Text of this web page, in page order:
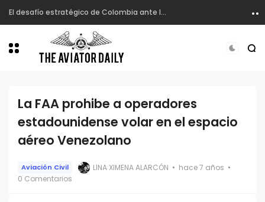
El desafío estratégico de Colombia ante la proliferación de sistemas no tripulados
La FAA prohibe a operadores
estadounidense volar en el espacio
aéreo Venezolano
Aviación Civil LINA XIMENA ALARCÓN
hace 7 años
0 Comentarios